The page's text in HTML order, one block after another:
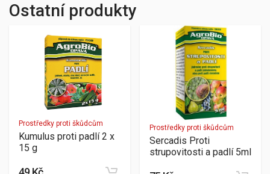
Ostatní produkty
Prostředky proti škůdcům
Kumulus proti padlí 2 x
15 g
Prostředky proti škůdcům
Sercadis Proti
strupovitosti a padlí 5ml